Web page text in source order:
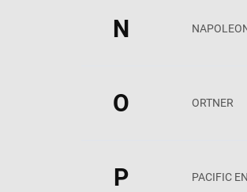
N
O ORTNER
P PACIFIC